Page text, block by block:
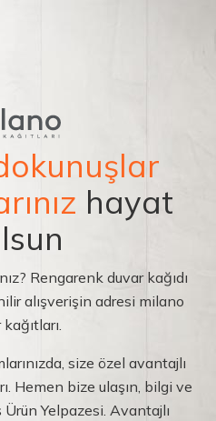
hayat
Rengarenk duvar kağıdı
alışverişin adresi milano
size özel avantajlı
Hemen bize ulaşın, bilgi ve
Yelpazesi. Avantajlı